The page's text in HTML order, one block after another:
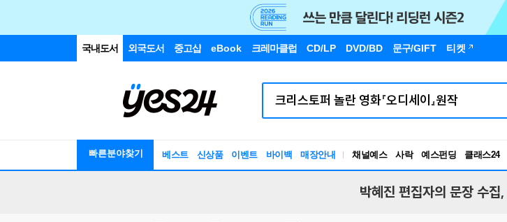
국내도서 외국도서 중고샵 eBook 크레마클럽 CD/LP DVD/BD 문구/GIFT 티켓
빠른분야찾기 베스트 신상품 이벤트 바이백 매장안내 채널예스 사락 예스펀딩 클래스24
박혜진 편집자의 문장 수집,